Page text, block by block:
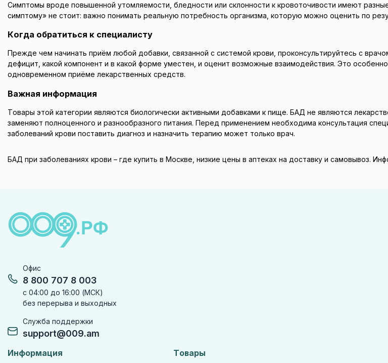
Симптомы вроде повышенной утомляемости, бледности или склонности к кровоточивости имеют
симптому» не стоит: важно понимать реальную потребность организма, которую можно оценить по
Когда обратиться к специалисту
Прежде чем начинать приём любой добавки, связанной с системой крови, проконсультируйтесь с
дефицит, какой компонент и в какой форме уместен, и оценит возможные взаимодействия. Это
одновременном приёме лекарственных средств.
Важная информация
Товары этой категории являются биологически активными добавками к пище. БАД не являются
заменяют полноценного и разнообразного питания. Перед применением необходима консультация
заболеваний крови поставить диагноз и назначить терапию может только врач.
БАД при заболеваниях крови – где купить в Москве, низкие цены в аптеках на доставку и самовывоз.
Офис
8 800 707 8 003
с 04:00 до 16:00 (МСК)
без перерыва и выходных
Служба поддержки
support@009.am
Информация Товары